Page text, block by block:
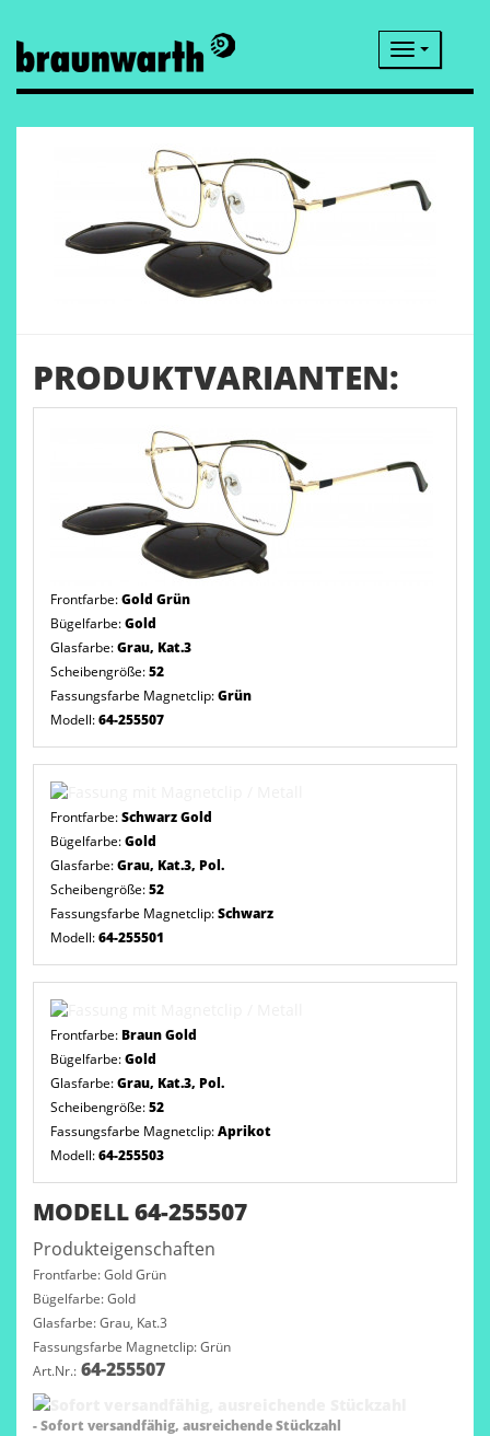
PRODUKTVARIANTEN:
Frontfarbe:Gold Grün
Bügelfarbe:Gold
Glasfarbe:Grau, Kat.3
Scheibengröße:52
Fassungsfarbe Magnetclip:Grün
Modell:64-255507
Frontfarbe:Schwarz Gold
Bügelfarbe:Gold
Glasfarbe:Grau, Kat.3, Pol.
Scheibengröße:52
Fassungsfarbe Magnetclip:Schwarz
Modell:64-255501
Frontfarbe: Braun Gold
Bügelfarbe:Gold
Glasfarbe:Grau, Kat.3, Pol.
Scheibengröße:52
Fassungsfarbe Magnetclip:Aprikot
Modell:64-255503
MODELL 64-255507
Produkteigenschaften
Frontfarbe: Gold Grün
Bügelfarbe: Gold
Glasfarbe: Grau, Kat.3
Fassungsfarbe Magnetclip: Grün
Art.Nr.: 64-255507
- Sofort versandfähig, ausreichende Stückzahl